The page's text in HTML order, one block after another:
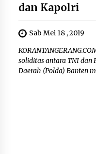
dan Kapolri
Sab Mei 18 , 2019
soliditas antara TNI dan
Daerah (Polda) Banten